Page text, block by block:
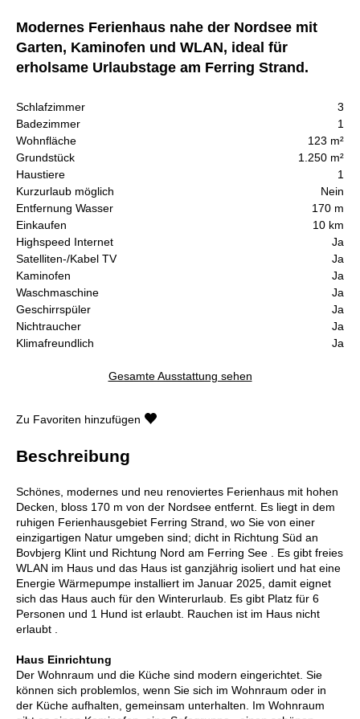
Modernes Ferienhaus nahe der Nordsee mit
Garten, Kaminofen und WLAN, ideal für
erholsame Urlaubstage am Ferring Strand.
Schlafzimmer
3
Badezimmer
1
Wohnfläche
123 m²
Grundstück
1.250 m²
Haustiere
1
Kurzurlaub möglich
Nein
Entfernung Wasser
170 m
Einkaufen
10 km
Highspeed Internet
Ja
Satelliten-/Kabel TV
Ja
Kaminofen
Ja
Waschmaschine
Ja
Geschirrspüler
Ja
Nichtraucher
Ja
Klimafreundlich
Ja
Gesamte Ausstattung sehen
Zu Favoriten hinzufügen
Beschreibung
Schönes, modernes und neu renoviertes Ferienhaus mit hohen
Decken, bloss 170 m von der Nordsee entfernt. Es liegt in dem
ruhigen Ferienhausgebiet Ferring Strand, wo Sie von einer
einzigartigen Natur umgeben sind; dicht in Richtung Süd an
Bovbjerg Klint und Richtung Nord am Ferring See . Es gibt freies
WLAN im Haus und das Haus ist ganzjährig isoliert und hat eine
Energie Wärmepumpe installiert im Januar 2025, damit eignet
sich das Haus auch für den Winterurlaub. Es gibt Platz für 6
Personen und 1 Hund ist erlaubt. Rauchen ist im Haus nicht
erlaubt .
Haus Einrichtung
Der Wohnraum und die Küche sind modern eingerichtet. Sie
können sich problemlos, wenn Sie sich im Wohnraum oder in
der Küche aufhalten, gemeinsam unterhalten. Im Wohnraum